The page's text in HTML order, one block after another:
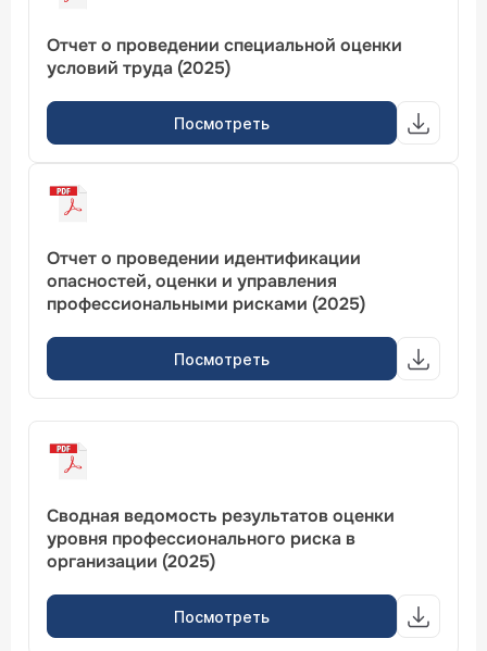
Отчет о проведении специальной оценки
условий труда (2025)
Посмотреть
Отчет о проведении идентификации
опасностей, оценки и управления
профессиональными рисками (2025)
Посмотреть
Сводная ведомость результатов оценки
уровня профессионального риска в
организации (2025)
Посмотреть